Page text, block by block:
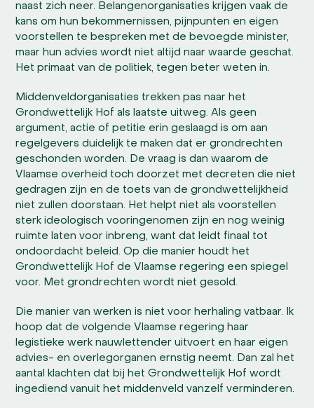
naast zich neer. Belangen­organisaties krijgen vaak de
kans om hun bekommernissen, pijnpunten en eigen
voorstellen te bespreken met de bevoegde minister,
maar hun advies wordt niet altijd naar waarde geschat.
Het primaat van de politiek, tegen beter weten in.
Middenveldorganisaties trekken pas naar het
Grondwettelijk Hof als laatste uitweg. Als geen
argument, actie of petitie erin geslaagd is om aan
regelgevers duidelijk te maken dat er grondrechten
geschonden worden. De vraag is dan waarom de
Vlaamse overheid toch doorzet met decreten die niet
gedragen zijn en de toets van de grondwettelijkheid
niet zullen doorstaan. Het helpt niet als voorstellen
sterk ideologisch vooringenomen zijn en nog weinig
ruimte laten voor inbreng, want dat leidt finaal tot
ondoordacht beleid. Op die manier houdt het
Grondwettelijk Hof de Vlaamse regering een spiegel
voor. Met grondrechten wordt niet gesold.
Die manier van werken is niet voor herhaling vatbaar. Ik
hoop dat de volgende Vlaamse regering haar
legistieke werk nauwlettender uitvoert en haar eigen
advies- en overlegorganen ernstig neemt. Dan zal het
aantal klachten dat bij het Grondwettelijk Hof wordt
ingediend vanuit het middenveld vanzelf verminderen.